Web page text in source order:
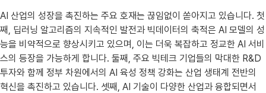
AI 산업의 성장을 촉진하는 주요 호재는 끊임없이 쏟아지고 있습니다. 첫
째, 딥러닝 알고리즘의 지속적인 발전과 빅데이터의 축적은 AI 모델의 성
능을 비약적으로 향상시키고 있으며, 이는 더욱 복잡하고 정교한 AI 서비
스의 등장을 가능하게 합니다. 둘째, 주요 빅테크 기업들의 막대한 R&D
투자와 함께 정부 차원에서의 AI 육성 정책 강화는 산업 생태계 전반의
혁신을 촉진하고 있습니다. 셋째, AI 기술이 다양한 산업과 융합되면서